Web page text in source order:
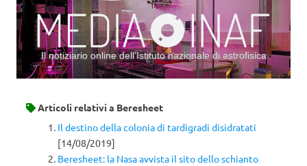
Il notiziario online dell’Istituto nazionale di astrofisica
Articoli relativi a Beresheet
Il destino della colonia di tardigradi disidratati
[14/08/2019]
Beresheet: la Nasa avvista il sito dello schianto